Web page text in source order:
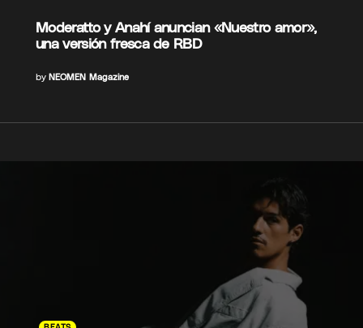
Moderatto y Anahí anuncian «Nuestro amor»,
una versión fresca de RBD
by NEOMEN Magazine